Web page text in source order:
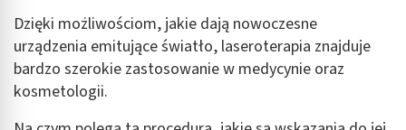
Dzięki możliwościom, jakie dają nowoczesne
urządzenia emitujące światło, laseroterapia znajduje
bardzo szerokie zastosowanie w medycynie oraz
kosmetologii.